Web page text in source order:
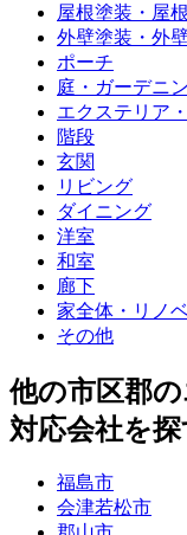
屋根塗装・屋根
外壁塗装・外
ポーチ
庭・ガーデニ
エクステリア
階段
玄関
リビング
ダイニング
洋室
和室
廊下
家全体・リノ
その他
他の市区郡の
対応会社を探
福島市
会津若松市